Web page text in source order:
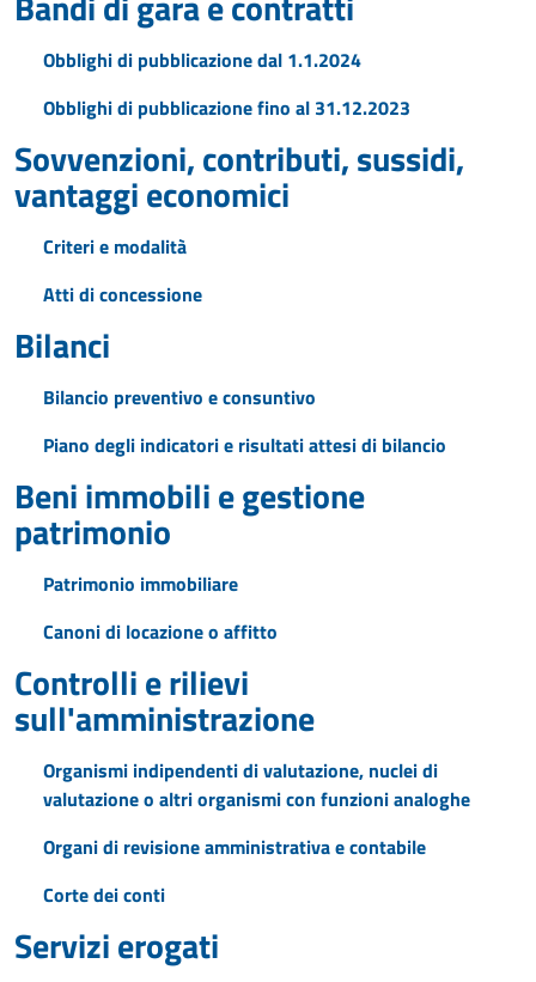
Obblighi di pubblicazione dal 1.1.2024
Obblighi di pubblicazione fino al 31.12.2023
Sovvenzioni, contributi, sussidi,
vantaggi economici
Criteri e modalità
Atti di concessione
Bilanci
Bilancio preventivo e consuntivo
Piano degli indicatori e risultati attesi di bilancio
Beni immobili e gestione
patrimonio
Patrimonio immobiliare
Canoni di locazione o affitto
Controlli e rilievi
sull'amministrazione
Organismi indipendenti di valutazione, nuclei di
valutazione o altri organismi con funzioni analoghe
Organi di revisione amministrativa e contabile
Corte dei conti
Servizi erogati